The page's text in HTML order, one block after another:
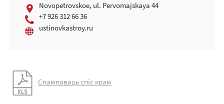
Novopetrovskoe, ul. Pervomajskaya 44
+7 926 312 66 36
ustinovkastroy.ru
Спампаваць спіс крам